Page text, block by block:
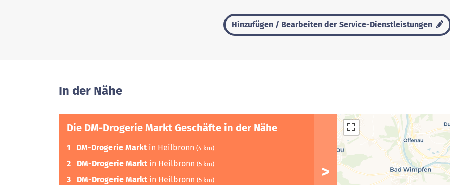
Hinzufügen / Bearbeiten der Service-Dienstleistungen
In der Nähe
Die DM-Drogerie Markt Geschäfte in der Nähe
1 DM-Drogerie Markt in Heilbronn (4 km)
2 DM-Drogerie Markt in Heilbronn (5 km)
3 DM-Drogerie Markt in Heilbronn (5 km)